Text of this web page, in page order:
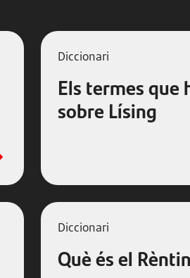
Diccionari
Els termes que
sobre Lísing
Diccionari
Què és el